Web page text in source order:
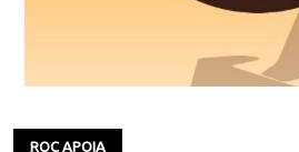
RQC APOIA